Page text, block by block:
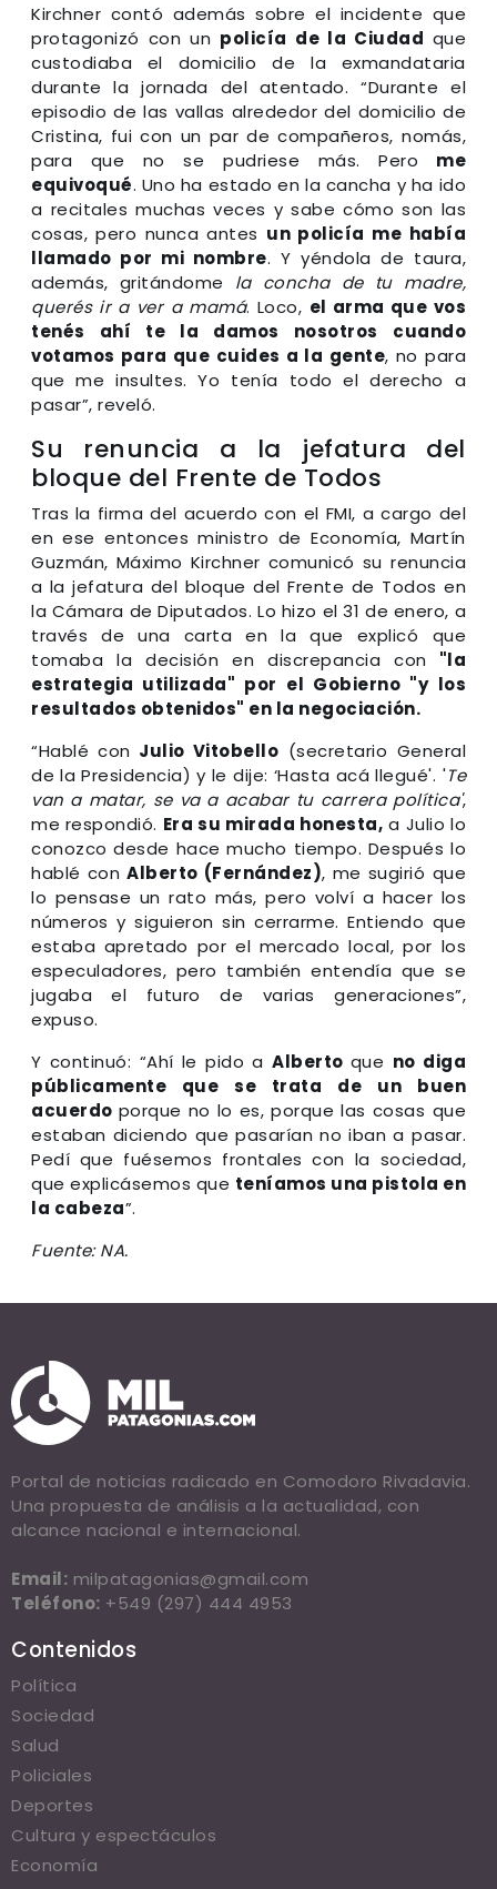
Kirchner contó además sobre el incidente que
protagonizó con un policía de la Ciudad que
custodiaba el domicilio de la exmandataria
durante la jornada del atentado. “Durante el
episodio de las vallas alrededor del domicilio de
Cristina, fui con un par de compañeros, nomás,
para que no se pudriese más. Pero me
equivoqué. Uno ha estado en la cancha y ha ido
a recitales muchas veces y sabe cómo son las
cosas, pero nunca antes un policía me había
llamado por mi nombre. Y yéndola de taura,
además, gritándome la concha de tu madre,
querés ir a ver a mamá. Loco, el arma que vos
tenés ahí te la damos nosotros cuando
votamos para que cuides a la gente, no para
que me insultes. Yo tenía todo el derecho a
pasar”, reveló.
Su renuncia a la jefatura del
bloque del Frente de Todos
Tras la firma del acuerdo con el FMI, a cargo del
en ese entonces ministro de Economía, Martín
Guzmán, Máximo Kirchner comunicó su renuncia
a la jefatura del bloque del Frente de Todos en
la Cámara de Diputados. Lo hizo el 31 de enero, a
través de una carta en la que explicó que
tomaba la decisión en discrepancia con "la
estrategia utilizada" por el Gobierno "y los
resultados obtenidos" en la negociación.
“Hablé con Julio Vitobello (secretario General
de la Presidencia) y le dije: ‘Hasta acá llegué'. 'Te
van a matar, se va a acabar tu carrera política',
me respondió. Era su mirada honesta, a Julio lo
conozco desde hace mucho tiempo. Después lo
hablé conAlberto (Fernández), me sugirió que
lo pensase un rato más, pero volví a hacer los
números y siguieron sin cerrarme. Entiendo que
estaba apretado por el mercado local, por los
especuladores, pero también entendía que se
jugaba el futuro de varias generaciones”,
expuso.
Y continuó: “Ahí le pido aAlberto que no diga
públicamente que se trata de un buen
acuerdo porque no lo es, porque las cosas que
estaban diciendo que pasarían no iban a pasar.
Pedí que fuésemos frontales con la sociedad,
que explicásemos que teníamos una pistola en
la cabeza”.
Fuente: NA.
Portal de noticias radicado en Comodoro Rivadavia.
Una propuesta de análisis a la actualidad, con
alcance nacional e internacional.
Email: milpatagonias@gmail.com
Teléfono: +549 (297) 444 4953
Contenidos
Política
Sociedad
Salud
Policiales
Deportes
Cultura y espectáculos
Economía